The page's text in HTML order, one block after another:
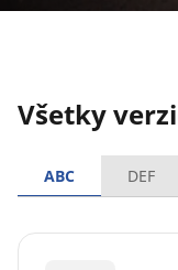
Všetky
ABC DEF